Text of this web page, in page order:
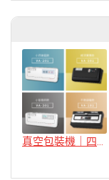
真空包裝機｜四款